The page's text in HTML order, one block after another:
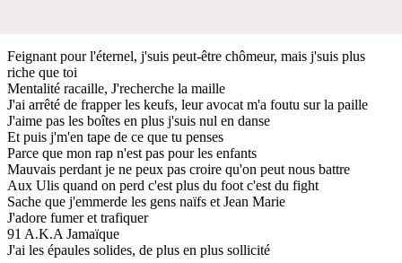
Feignant pour l'éternel, j'suis peut-être chômeur, mais j'suis plus
riche que toi
Mentalité racaille, J'recherche la maille
J'ai arrêté de frapper les keufs, leur avocat m'a foutu sur la paille
J'aime pas les boîtes en plus j'suis nul en danse
Et puis j'm'en tape de ce que tu penses
Parce que mon rap n'est pas pour les enfants
Mauvais perdant je ne peux pas croire qu'on peut nous battre
Aux Ulis quand on perd c'est plus du foot c'est du fight
Sache que j'emmerde les gens naïfs et Jean Marie
J'adore fumer et trafiquer
91 A.K.A Jamaïque
J'ai les épaules solides, de plus en plus sollicité